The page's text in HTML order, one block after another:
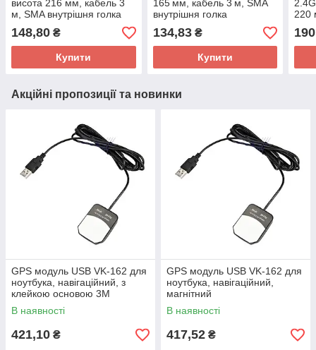
висота 216 мм, кабель 3
м, SMA внутрішня голка
148,80 ₴
Купити
165 мм, кабель 3 м, SMA
внутрішня голка
134,83₴
Купити
220
Акційні пропозиції та новинки
GPS модуль USB VK-162 для
ноутбука, навігаційний, з
клейкою основою 3M
В наявності
421,10 ₴
GPS модуль USB VK-162 для
ноутбука, навігаційний,
магнітний
В наявності
417,52 ₴